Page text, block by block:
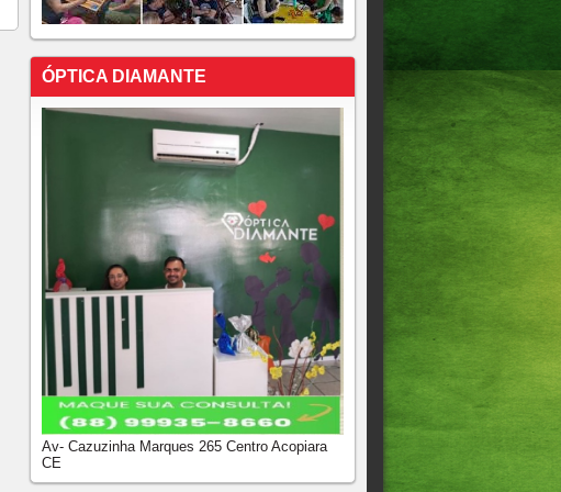
ÓPTICA DIAMANTE
Av- Cazuzinha Marques 265 Centro Acopiara
CE